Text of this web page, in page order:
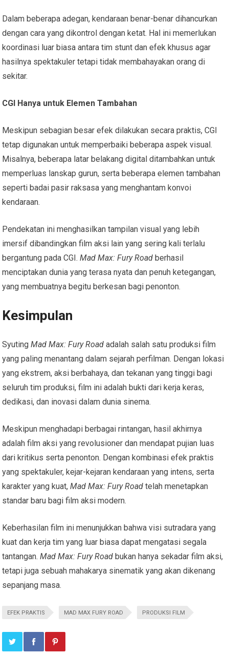
Dalam beberapa adegan, kendaraan benar-benar dihancurkan
dengan cara yang dikontrol dengan ketat. Hal ini memerlukan
koordinasi luar biasa antara tim stunt dan efek khusus agar
hasilnya spektakuler tetapi tidak membahayakan orang di
sekitar.
CGI Hanya untuk Elemen Tambahan
Meskipun sebagian besar efek dilakukan secara praktis, CGI
tetap digunakan untuk memperbaiki beberapa aspek visual.
Misalnya, beberapa latar belakang digital ditambahkan untuk
memperluas lanskap gurun, serta beberapa elemen tambahan
seperti badai pasir raksasa yang menghantam konvoi
kendaraan.
Pendekatan ini menghasilkan tampilan visual yang lebih
imersif dibandingkan film aksi lain yang sering kali terlalu
bergantung pada CGI.Mad Max: Fury Road berhasil
menciptakan dunia yang terasa nyata dan penuh ketegangan,
yang membuatnya begitu berkesan bagi penonton.
Kesimpulan
SyutingMad Max: Fury Road adalah salah satu produksi film
yang paling menantang dalam sejarah perfilman. Dengan lokasi
yang ekstrem, aksi berbahaya, dan tekanan yang tinggi bagi
seluruh tim produksi, film ini adalah bukti dari kerja keras,
dedikasi, dan inovasi dalam dunia sinema.
Meskipun menghadapi berbagai rintangan, hasil akhirnya
adalah film aksi yang revolusioner dan mendapat pujian luas
dari kritikus serta penonton. Dengan kombinasi efek praktis
yang spektakuler, kejar-kejaran kendaraan yang intens, serta
karakter yang kuat,Mad Max: Fury Road telah menetapkan
standar baru bagi film aksi modern.
Keberhasilan film ini menunjukkan bahwa visi sutradara yang
kuat dan kerja tim yang luar biasa dapat mengatasi segala
tantangan.Mad Max: Fury Road bukan hanya sekadar film aksi,
tetapi juga sebuah mahakarya sinematik yang akan dikenang
sepanjang masa.
EFEK PRAKTIS MAD MAX FURY ROAD PRODUKSI FILM